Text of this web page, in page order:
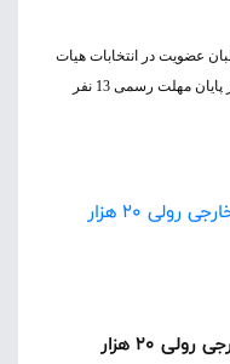
عضویت در انتخابات هیات
مهلت رسمی 13 ن
فر
بوی عیدی، بوی لباس نو/ مارک خارجی رولی 20 هزار